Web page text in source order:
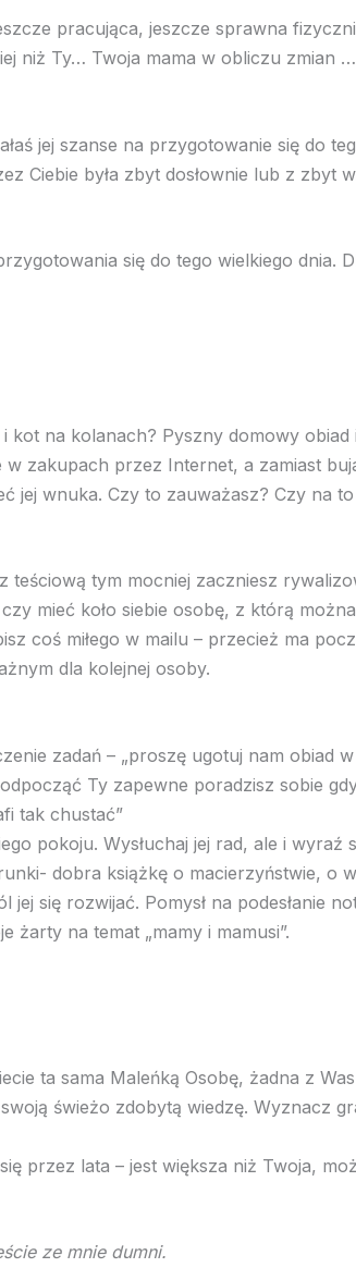
pracująca, jeszcze sprawna
niż Ty… Twoja mama w obliczu zmian
jej szanse na przygotowanie się do
Ciebie była zbyt dosłownie lub z zbyt
się do tego wielkiego dnia.
i kot na kolanach? Pyszny domowy
zakupach przez Internet, a zamiast
jej wnuka. Czy to zauważasz? Czy na
teściową tym mocniej zaczniesz
mieć koło siebie osobę, z którą
coś miłego w mailu – przecież ma
dla kolejnej osoby.
zadań – „proszę ugotuj nam obiad
Ty zapewne poradzisz sobie
tak chustać”
pokoju. Wysłuchaj jej rad, ale i wyraź
dobra książkę o macierzyństwie,
jej się rozwijać. Pomysł na podesłanie
żarty na temat „mamy i mamusi”.
ta sama Maleńką Osobę, żadna z
świeżo zdobytą wiedzę. Wyznacz
przez lata – jest większa niż Twoja,
ze mnie dumni.